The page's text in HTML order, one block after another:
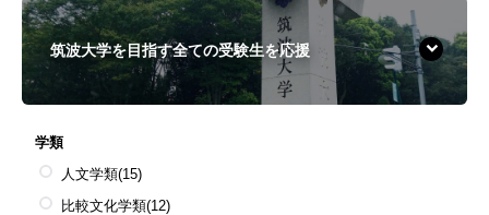
筑波大学を目指す全ての受験生を応援
学類
人文学類(15)
比較文化学類(12)